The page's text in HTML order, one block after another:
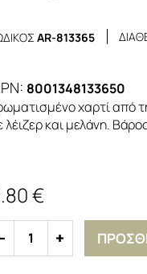
AR-813365
8001348133650
χαρτί από
λέιζερ και μελάνη.
€
1